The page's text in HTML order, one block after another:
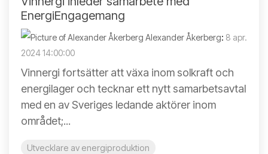
EnergiEngagemang
Alexander Åkerberg: 8 apr.
2024 14:00:00
Vinnergi fortsätter att växa inom solkraft och
energilager och tecknar ett nytt samarbetsavtal
med en av Sveriges ledande aktörer inom
området;...
Utvecklare av energiproduktion